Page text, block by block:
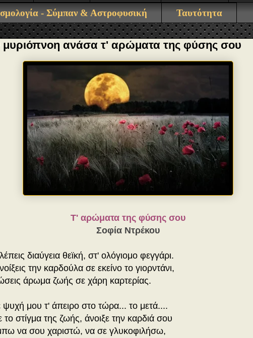
- Σύμπαν & Αστροφυσική
Ταυτότητα
μυριόπνοη ανάσα τ' αρώματα της φύσης σου
T' αρώματα της φύσης σου
Σοφία Ντρέκου
διαύγεια θεϊκή, στ' ολόγιομο φεγγάρι.
την καρδούλα σε εκείνο το γιορντάνι,
άρωμα ζωής σε χάρη καρτερίας.
μου τ' άπειρο στο τώρα... το μετά....
στίγμα της ζωής, άνοιξε την καρδιά σου
να σου χαριστώ, να σε γλυκοφιλήσω,